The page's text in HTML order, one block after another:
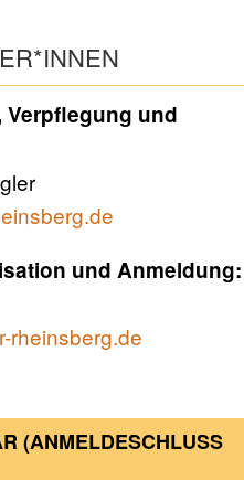
Verpflegung und
und Anmeldung:
rheinsberg.de
(ANMELDESCHLUSS